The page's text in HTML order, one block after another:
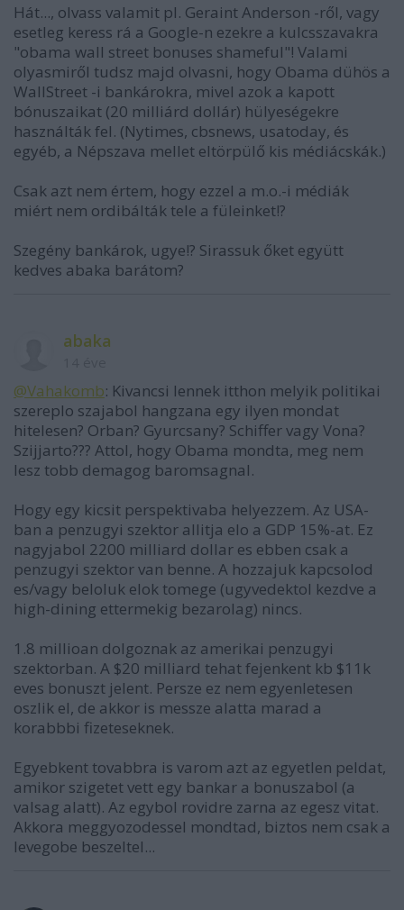
Hát..., olvass valamit pl. Geraint Anderson -ről, vagy
esetleg keress rá a Google-n ezekre a kulcsszavakra
"obama wall street bonuses shameful"! Valami
olyasmiről tudsz majd olvasni, hogy Obama dühös a
WallStreet -i bankárokra, mivel azok a kapott
bónuszaikat (20 milliárd dollár) hülyeségekre
használták fel. (Nytimes, cbsnews, usatoday, és
egyéb, a Népszava mellet eltörpülő kis médiácskák.)
Csak azt nem értem, hogy ezzel a m.o.-i médiák
miért nem ordibálták tele a füleinket!?
Szegény bankárok, ugye!? Sirassuk őket együtt
kedves abaka barátom?
abaka
@Vahakomb: Kivancsi lennek itthon melyik politikai
szereplo szajabol hangzana egy ilyen mondat
hitelesen? Orban? Gyurcsany? Schiffer vagy Vona?
Szijjarto??? Attol, hogy Obama mondta, meg nem
lesz tobb demagog baromsagnal.
Hogy egy kicsit perspektivaba helyezzem. Az USA-
ban a penzugyi szektor allitja elo a GDP 15%-at. Ez
nagyjabol 2200 milliard dollar es ebben csak a
penzugyi szektor van benne. A hozzajuk kapcsolod
es/vagy beloluk elok tomege (ugyvedektol kezdve a
high-dining ettermekig bezarolag) nincs.
1.8 millioan dolgoznak az amerikai penzugyi
szektorban. A $20 milliard tehat fejenkent kb $11k
eves bonuszt jelent. Persze ez nem egyenletesen
oszlik el, de akkor is messze alatta marad a
korabbbi fizeteseknek.
Egyebkent tovabbra is varom azt az egyetlen peldat,
amikor szigetet vett egy bankar a bonuszabol (a
valsag alatt). Az egybol rovidre zarna az egesz vitat.
Akkora meggyozodessel mondtad, biztos nem csak a
levegobe beszeltel...